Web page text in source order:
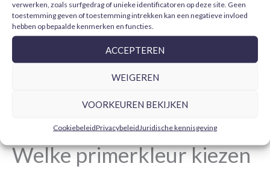
verwerken, zoals surfgedrag of unieke identificatoren op deze site. Geen
toestemming geven of toestemming intrekken kan een negatieve invloed
hebben op bepaalde kenmerken en functies.
ACCEPTEREN
WEIGEREN
VOORKEUREN BEKIJKEN
CookiebeleidPrivacybeleid Juridische kennisgeving
modelbouwpakketten en
miniaturen
verbetert de hechting van de verf en helpt montage-
Welke primerkleur kiezen